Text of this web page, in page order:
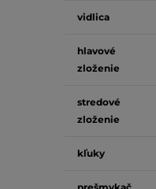
vidlica
hlavové
zloženie
stredové
zloženie
kľuky